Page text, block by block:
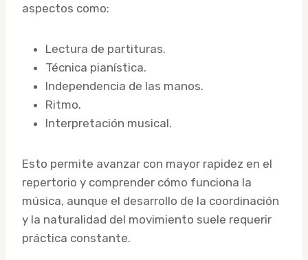
aspectos como:
Lectura de partituras.
Técnica pianística.
Independencia de las manos.
Ritmo.
Interpretación musical.
Esto permite avanzar con mayor rapidez en el
repertorio y comprender cómo funciona la
música, aunque el desarrollo de la coordinación
y la naturalidad del movimiento suele requerir
práctica constante.